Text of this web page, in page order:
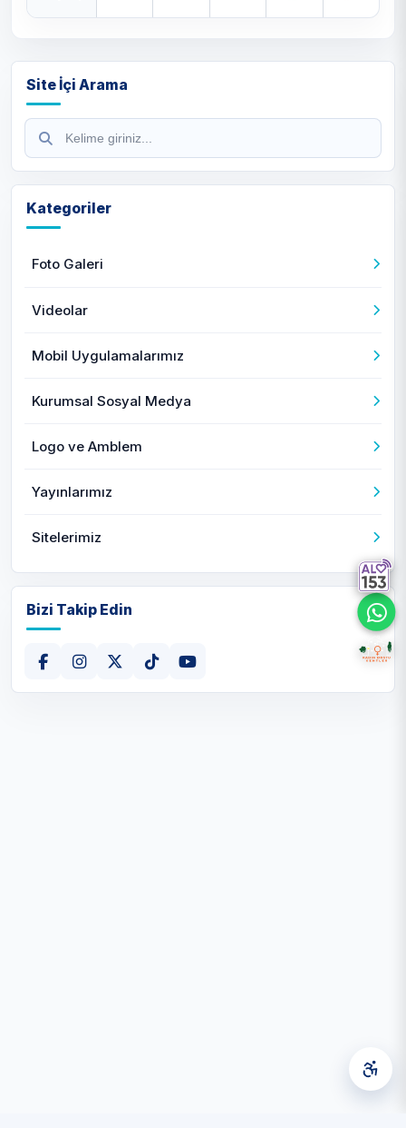
Site İçi Arama
Kategoriler
Foto Galeri
Videolar
Mobil Uygulamalarımız
Kurumsal Sosyal Medya
Logo ve Amblem
Yayınlarımız
Sitelerimiz
Bizi Takip Edin